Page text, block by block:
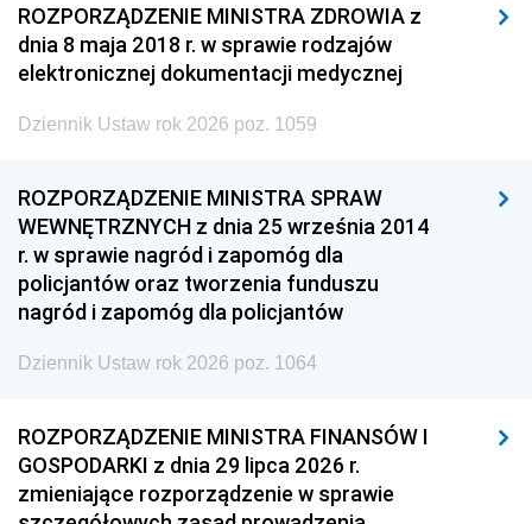
ROZPORZĄDZENIE MINISTRA ZDROWIA z
dnia 8 maja 2018 r. w sprawie rodzajów
elektronicznej dokumentacji medycznej
Dziennik Ustaw rok 2026 poz. 1059
ROZPORZĄDZENIE MINISTRA SPRAW
WEWNĘTRZNYCH z dnia 25 września 2014
r. w sprawie nagród i zapomóg dla
policjantów oraz tworzenia funduszu
nagród i zapomóg dla policjantów
Dziennik Ustaw rok 2026 poz. 1064
ROZPORZĄDZENIE MINISTRA FINANSÓW I
GOSPODARKI z dnia 29 lipca 2026 r.
zmieniające rozporządzenie w sprawie